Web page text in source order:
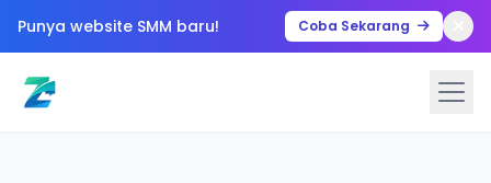
Punya website SMM baru! Coba Sekarang